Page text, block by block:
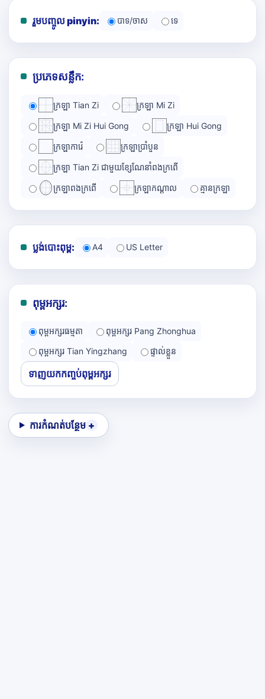
រួមបញ្ចូល pinyin: បាទ/ចាស ទេ
ប្រភេទសន្លឹក:
ក្រឡា Tian Zi ក្រឡា Mi Zi
ក្រឡា Mi Zi Hui Gong ក្រឡា Hui Gong
ក្រឡាការ៉េ ក្រឡាប្រាំបួន
ក្រឡា Tian Zi ជាមួយខ្សែណែនាំពងក្រពើ
ក្រឡាពងក្រពើ ក្រឡាកណ្ដាល គ្មានក្រឡា
ប្លង់បោះពុម្ព: A4 US Letter
ពុម្ពអក្សរ:
ពុម្ពអក្សរធម្មតា
ពុម្ពអក្សរ Pang Zhonghua
ពុម្ពអក្សរ Tian Yingzhang
ផ្ទាល់ខ្លួន
ទាញយកកញ្ចប់ពុម្ពអក្សរ
ការកំណត់បន្ថែម